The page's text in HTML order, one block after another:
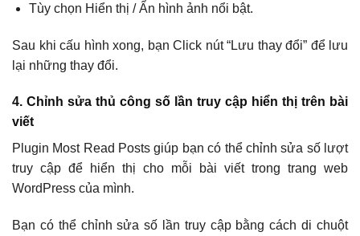
Tùy chọn Hiển thị / Ẩn hình ảnh nổi bật.
Sau khi cấu hình xong, bạn Click nút “Lưu thay đổi” để lưu
lại những thay đổi.
4. Chỉnh sửa thủ công số lần truy cập hiển thị trên bài
viết
Plugin Most Read Posts giúp bạn có thể chỉnh sửa số lượt
truy cập để hiển thị cho mỗi bài viết trong trang web
WordPress của mình.
Bạn có thể chỉnh sửa số lần truy cập bằng cách di chuột